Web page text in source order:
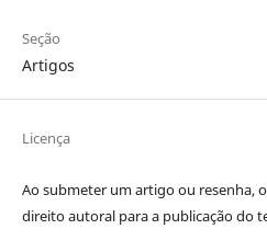
Seção
Artigos
Licença
Ao submeter um artigo ou resenha,
direito autoral para a publicação do